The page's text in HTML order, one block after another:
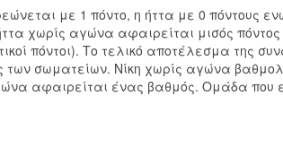
με 1 πόντο, η ήττα με 0 πόντους
χωρίς αγώνα αφαιρείται μισός πόντος
πόντοι). Το τελικό αποτέλεσμα της
των σωματείων. Νίκη χωρίς αγώνα
αφαιρείται ένας βαθμός. Ομάδα που